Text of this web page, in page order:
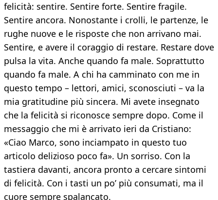
felicità: sentire. Sentire forte. Sentire fragile.
Sentire ancora. Nonostante i crolli, le partenze, le
rughe nuove e le risposte che non arrivano mai.
Sentire, e avere il coraggio di restare. Restare dove
pulsa la vita. Anche quando fa male. Soprattutto
quando fa male. A chi ha camminato con me in
questo tempo – lettori, amici, sconosciuti – va la
mia gratitudine più sincera. Mi avete insegnato
che la felicità si riconosce sempre dopo. Come il
messaggio che mi è arrivato ieri da Cristiano:
«Ciao Marco, sono inciampato in questo tuo
articolo delizioso poco fa». Un sorriso. Con la
tastiera davanti, ancora pronto a cercare sintomi
di felicità. Con i tasti un po’ più consumati, ma il
cuore sempre spalancato.